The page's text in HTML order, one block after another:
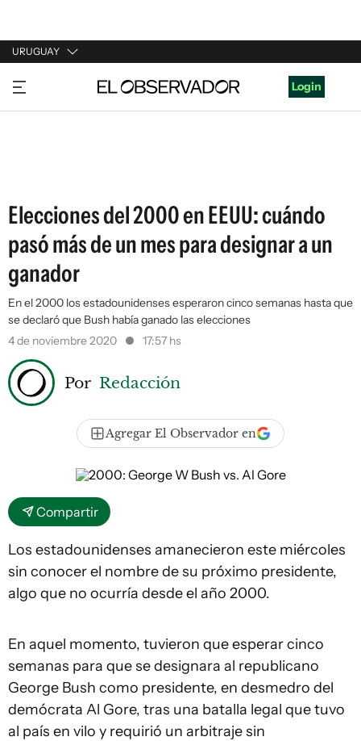
URUGUAY
URUGUAY
ARGENTINA
Login
Elecciones del 2000 en EEUU: cuándo
pasó más de un mes para designar a un
ganador
En el 2000 los estadounidenses esperaron cinco semanas hasta que
se declaró que Bush había ganado las elecciones
4 de noviembre 2020
17:57 hs
Por Redacción
Agregar El Observador en
Compartir
Los estadounidenses amanecieron este miércoles
sin conocer el nombre de su próximo presidente,
algo que no ocurría desde el año 2000.
En aquel momento, tuvieron que esperar cinco
semanas para que se designara al republicano
George Bush como presidente, en desmedro del
demócrata Al Gore, tras una batalla legal que tuvo
al país en vilo y requirió un arbitraje sin